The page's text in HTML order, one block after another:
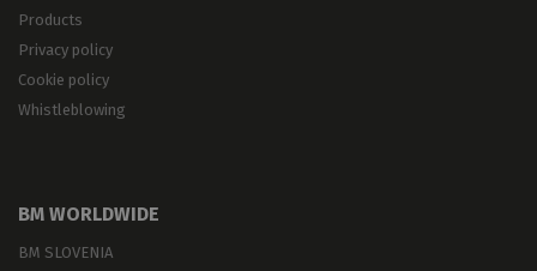
Products
Privacy policy
Cookie policy
Whistleblowing
BM WORLDWIDE
BM SLOVENIA